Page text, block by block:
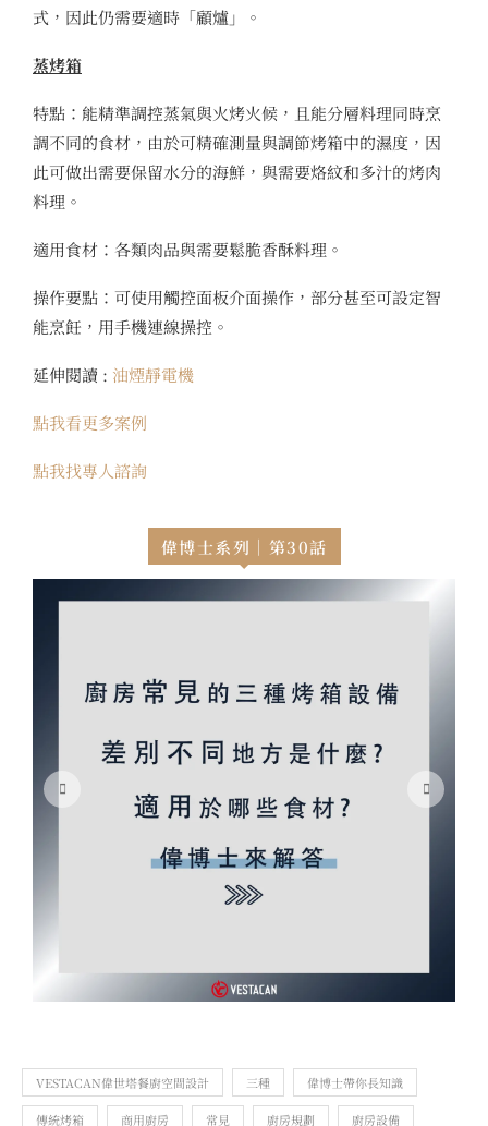
式，因此仍需要適時「顧爐」。
蒸烤箱
特點：能精準調控蒸氣與火烤火候，且能分層料理同時烹
調不同的食材，由於可精確測量與調節烤箱中的濕度，因
此可做出需要保留水分的海鮮，與需要烙紋和多汁的烤肉
料理。
適用食材：各類肉品與需要鬆脆香酥料理。
操作要點：可使用觸控面板介面操作，部分甚至可設定智
能烹飪，用手機連線操控。
延伸閱讀 : 油煙靜電機
點我看更多案例
點我找專人諮詢
偉博士系列｜第30話
VESTACAN偉世塔餐廚空間設計 三種 偉博士帶你長知識
傳統烤箱 商用廚房 常見 廚房規劃 廚房設備